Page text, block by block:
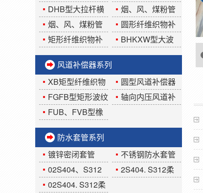
式波纹补偿器
压(外压)波纹补偿器
DHB型大拉杆横
向波纹补偿器
烟、风、煤粉管
道YGFB(圆形)波纹
补偿器
烟、风、煤粉管
道FGFB矩形波纹补
偿器
圆形纤维织物补
偿器
矩形纤维织物补
偿器
BHKXW型大波
纹板盒限位式补偿
风道补偿器系列
XB矩型纤维织物
补偿器
圆型风道补偿器
FGFB型矩形波纹
补偿器
轴向内压风道补
FUB、FVB型橡
胶风道补偿器
防水套管系列
镀锌密闭套管
不锈钢防水套管
02S404、S312
刚性防水套管
2S404. S312柔
02S404. S312柔